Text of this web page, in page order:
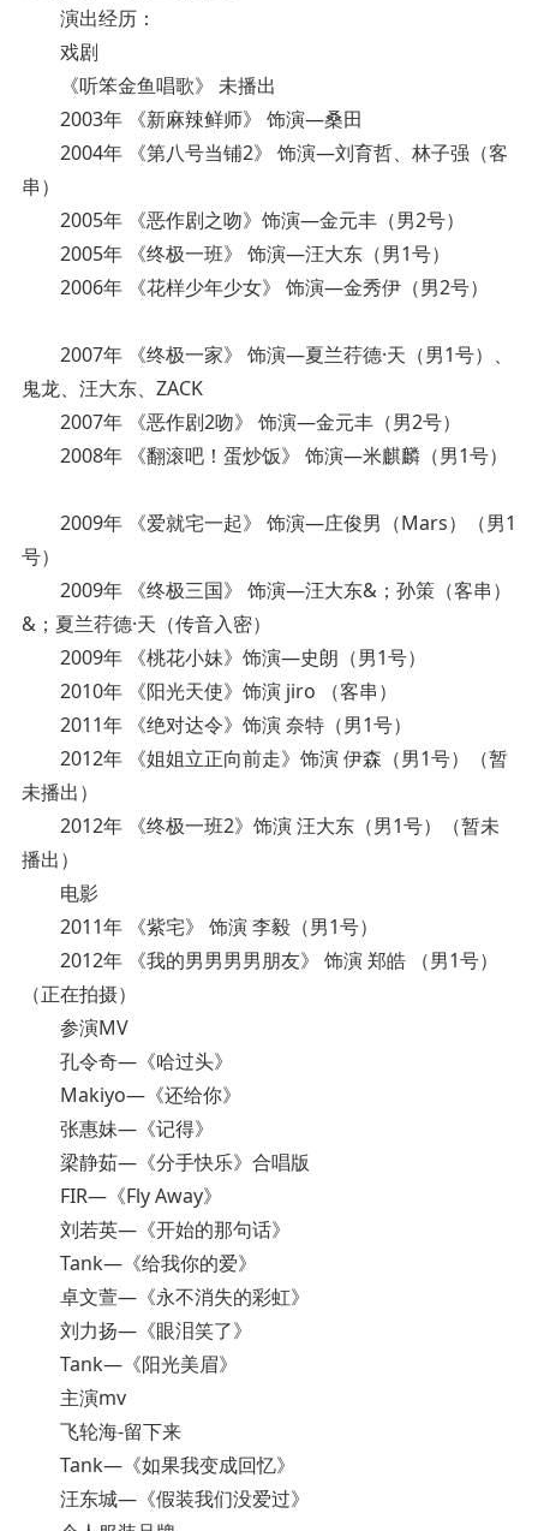
演出经历：
戏剧
《听笨金鱼唱歌》 未播出
2003年 《新麻辣鲜师》 饰演—桑田
2004年 《第八号当铺2》 饰演—刘育哲、林子强（客
串）
2005年 《恶作剧之吻》饰演—金元丰（男2号）
2005年 《终极一班》 饰演—汪大东（男1号）
2006年 《花样少年少女》 饰演—金秀伊（男2号）
2007年 《终极一家》 饰演—夏兰荇德·天（男1号）、
鬼龙、汪大东、ZACK
2007年 《恶作剧2吻》 饰演—金元丰（男2号）
2008年 《翻滚吧！蛋炒饭》 饰演—米麒麟（男1号）
2009年 《爱就宅一起》 饰演—庄俊男（Mars）（男1
号）
2009年 《终极三国》 饰演—汪大东&；孙策（客串）
&；夏兰荇德·天（传音入密）
2009年 《桃花小妹》饰演—史朗（男1号）
2010年 《阳光天使》饰演 jiro （客串）
2011年 《绝对达令》饰演 奈特（男1号）
2012年 《姐姐立正向前走》饰演 伊森（男1号）（暂
未播出）
2012年 《终极一班2》饰演 汪大东（男1号）（暂未
播出）
电影
2011年 《紫宅》 饰演 李毅（男1号）
2012年 《我的男男男男朋友》 饰演 郑皓 （男1号）
（正在拍摄）
参演MV
孔令奇—《哈过头》
Makiyo—《还给你》
张惠妹—《记得》
梁静茹—《分手快乐》合唱版
FIR—《Fly Away》
刘若英—《开始的那句话》
Tank—《给我你的爱》
卓文萱—《永不消失的彩虹》
刘力扬—《眼泪笑了》
Tank—《阳光美眉》
主演mv
飞轮海-留下来
Tank—《如果我变成回忆》
汪东城—《假装我们没爱过》